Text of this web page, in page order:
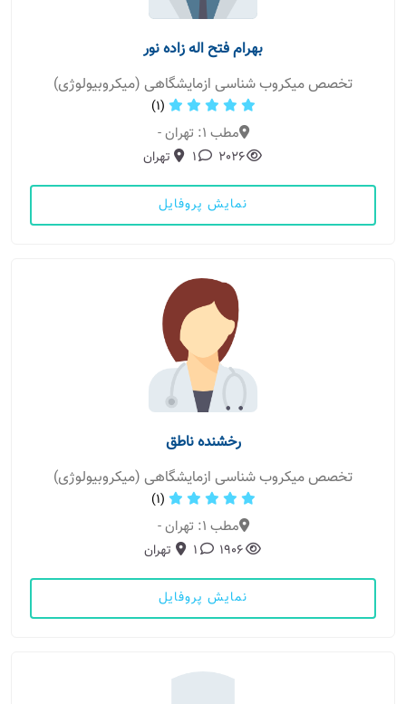
بهرام فتح اله زاده نور
تخصص میکروب شناسی ازمایشگاهی (میکروبیولوژی)
(1)
مطب 1: تهران -
2026
1 تهران
نمایش پروفایل
رخشنده ناطق
تخصص میکروب شناسی ازمایشگاهی (میکروبیولوژی)
(1)
مطب 1: تهران -
1906
1 تهران
نمایش پروفایل